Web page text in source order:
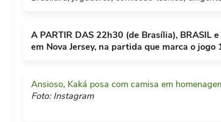
PÊNALTI PERDIDO! Neymar se
35' No Brasil, entrada de Fábio Santos no
39'
38'
Contragolpe colombiano. Falcao Garcia
baixo na hora certa.
37' Boa evolução do Brasil. Daniel Alves
A PARTIR DAS 22h30 (de Brasília), BRASIL
em Nova Jersey, na partida que marca o
Ansioso, Kaká posa com camisa em
Foto: Instagram